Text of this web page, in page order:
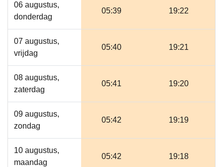
06 augustus,
donderdag
05:39 19:22
07 augustus,
vrijdag
05:40 19:21
08 augustus,
zaterdag
05:41 19:20
09 augustus,
zondag
05:42 19:19
10 augustus,
maandag
05:42 19:18